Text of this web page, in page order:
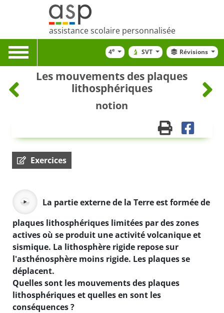
assistance scolaire personnalisée
Toggle
navigation
4e SVT Révisions
Les mouvements des plaques
lithosphériques
notion
Exercices
La partie externe de la Terre est formée de
plaques lithosphériques limitées par des zones
actives où se produit une activité volcanique et
sismique. La lithosphère rigide repose sur
l'asthénosphère moins rigide. Les plaques se
déplacent.
Quelles sont les mouvements des plaques
lithosphériques et quelles en sont les
conséquences ?